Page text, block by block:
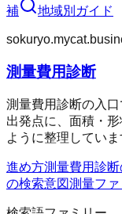
補
地域別ガイド
測量費用診断
測量費用診断の入
出発点に、面積・
ように整理していま
進め方測量費用診断
の検索意図測量フ